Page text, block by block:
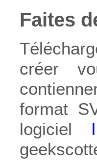
Faites
créer
format
logiciel